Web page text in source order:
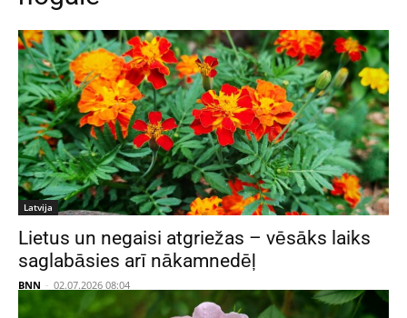
Latvija
Lietus un negaisi atgriežas – vēsāks laiks
saglabāsies arī nākamnedēļ
BNN - 02.07.2026 08:04